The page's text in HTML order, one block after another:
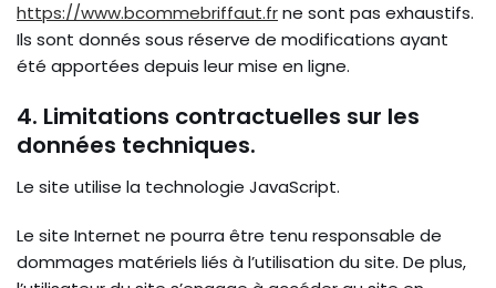
https://www.bcommebriffaut.frne sont pas exhaustifs.
Ils sont donnés sous réserve de modifications ayant
été apportées depuis leur mise en ligne.
4. Limitations contractuelles sur les
données techniques.
Le site utilise la technologie JavaScript.
Le site Internet ne pourra être tenu responsable de
dommages matériels liés à l’utilisation du site. De plus,